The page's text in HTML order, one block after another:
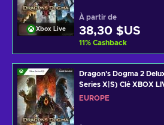
Xbox Live
À partir de
38,30 $US
11% Cashback
Dragon's Dogma 2
Series X|S) Clé XBOX
EUROPE